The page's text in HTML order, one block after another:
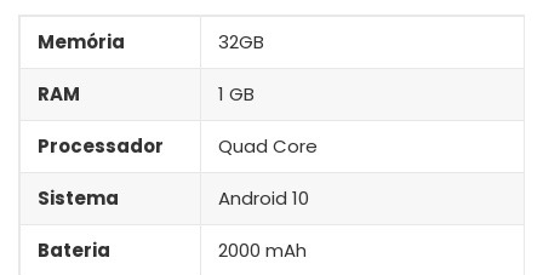
Memória 32GB
RAM 1 GB
Processador Quad Core
Sistema Android 10
Bateria 2000 mAh